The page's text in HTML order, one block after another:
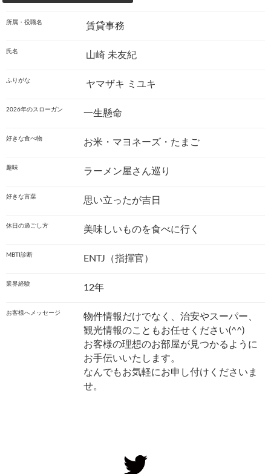
所属・役職名 賃貸事務
氏名 山崎 未友紀
ふりがな ヤマザキ ミユキ
2026年のスローガン 一生懸命
好きな食べ物 お米・マヨネーズ・たまご
趣味 ラーメン屋さん巡り
好きな言葉 思い立ったが吉日
休日の過ごし方 美味しいものを食べに行く
MBTI診断 ENTJ（指揮官）
業界経験 12年
お客様へメッセージ
物件情報だけでなく、治安やスーパー、
観光情報のこともお任せください(^^)
お客様の理想のお部屋が見つかるように
お手伝いいたします。
なんでもお気軽にお申し付けくださいま
せ。